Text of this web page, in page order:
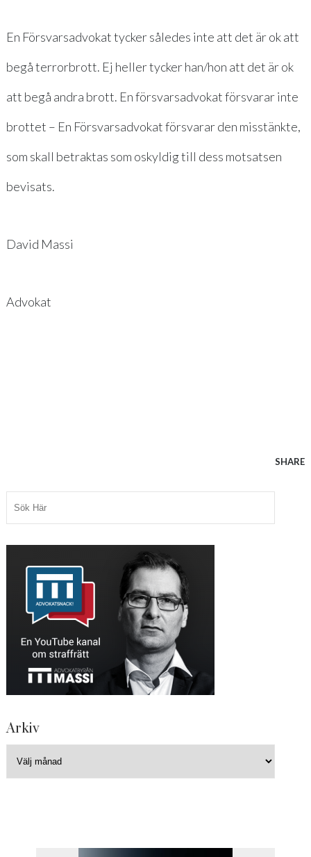
En Försvarsadvokat tycker således inte att det är ok att
begå terrorbrott. Ej heller tycker han/hon att det är ok
att begå andra brott. En försvarsadvokat försvarar inte
brottet – En Försvarsadvokat försvarar den misstänkte,
som skall betraktas som oskyldig till dess motsatsen
bevisats.
David Massi
Advokat
SHARE
Arkiv